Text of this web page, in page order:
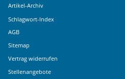
Artikel-Archiv
Schlagwort-Index
AGB
Sitemap
Vertrag widerrufen
Stellenangebote